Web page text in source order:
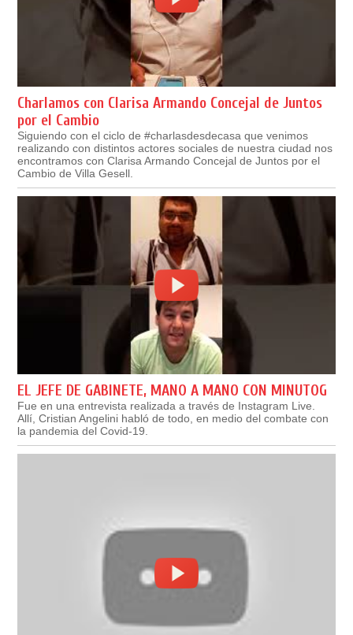
Charlamos con Clarisa Armando Concejal de Juntos
por el Cambio
Siguiendo con el ciclo de #charlasdesdecasa que venimos
realizando con distintos actores sociales de nuestra ciudad nos
encontramos con Clarisa Armando Concejal de Juntos por el
Cambio de Villa Gesell.
EL JEFE DE GABINETE, MANO A MANO CON MINUTOG
Fue en una entrevista realizada a través de Instagram Live.
Allí, Cristian Angelini habló de todo, en medio del combate con
la pandemia del Covid-19.